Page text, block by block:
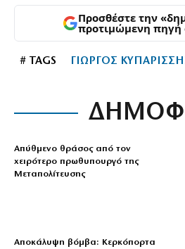
Προσθέστε την
προτιμώμενη πηγή
# TAGS ΓΙΩΡΓΟΣ
Απύθμενο θράσος από τον
χειρότερο πρωθυπουργό της
Μεταπολίτευσης
Αποκάλυψη βόμβα: Κερκόπορτα